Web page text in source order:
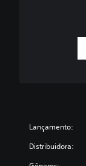
Lançamento:
Distribuidora: